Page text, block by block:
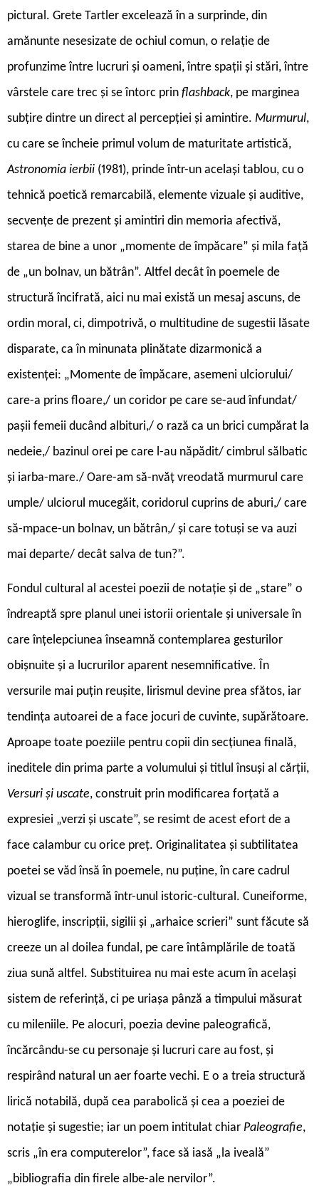
pictural. Grete Tartler excelează în a surprinde, din
amănunte nesesizate de ochiul comun, o relație de
profunzime între lucruri și oameni, între spații și stări, între
vârstele care trec și se întorc prin flashback, pe marginea
subțire dintre un direct al percepției și amintire. Murmurul,
cu care se încheie primul volum de maturitate artistică,
Astronomia ierbii (1981), prinde într-un același tablou, cu o
tehnică poetică remarcabilă, elemente vizuale și auditive,
secvențe de prezent și amintiri din memoria afectivă,
starea de bine a unor „momente de împăcare” și mila față
de „un bolnav, un bătrân”. Altfel decât în poemele de
structură încifrată, aici nu mai există un mesaj ascuns, de
ordin moral, ci, dimpotrivă, o multitudine de sugestii lăsate
disparate, ca în minunata plinătate dizarmonică a
existenței: „Momente de împăcare, asemeni ulciorului/
care-a prins floare,/ un coridor pe care se-aud înfundat/
pașii femeii ducând albituri,/ o rază ca un brici cumpărat la
nedeie,/ bazinul orei pe care l-au năpădit/ cimbrul sălbatic
și iarba-mare./ Oare-am să-nvăț vreodată murmurul care
umple/ ulciorul mucegăit, coridorul cuprins de aburi,/ care
să-mpace-un bolnav, un bătrân,/ și care totuși se va auzi
mai departe/ decât salva de tun?”.
Fondul cultural al acestei poezii de notație și de „stare” o
îndreaptă spre planul unei istorii orientale și universale în
care înțelepciunea înseamnă contemplarea gesturilor
obișnuite și a lucrurilor aparent nesemnificative. În
versurile mai puțin reușite, lirismul devine prea sfătos, iar
tendința autoarei de a face jocuri de cuvinte, supărătoare.
Aproape toate poeziile pentru copii din secțiunea finală,
ineditele din prima parte a volumului și titlul însuși al cărții,
Versuri și uscate, construit prin modificarea forțată a
expresiei „verzi și uscate”, se resimt de acest efort de a
face calambur cu orice preț. Originalitatea și subtilitatea
poetei se văd însă în poemele, nu puține, în care cadrul
vizual se transformă într-unul istoric-cultural. Cuneiforme,
hieroglife, inscripții, sigilii și „arhaice scrieri” sunt făcute să
creeze un al doilea fundal, pe care întâmplările de toată
ziua sună altfel. Substituirea nu mai este acum în același
sistem de referință, ci pe uriașa pânză a timpului măsurat
cu mileniile. Pe alocuri, poezia devine paleografică,
încărcându-se cu personaje și lucruri care au fost, și
respirând natural un aer foarte vechi. E o a treia structură
lirică notabilă, după cea parabolică și cea a poeziei de
notație și sugestie; iar un poem intitulat chiar Paleografie,
scris „în era computerelor”, face să iasă „la iveală”
„bibliografia din firele albe-ale nervilor”.